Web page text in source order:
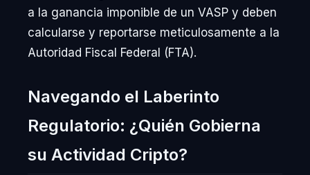
a la ganancia imponible de un VASP y deben
calcularse y reportarse meticulosamente a la
Autoridad Fiscal Federal (FTA).
Navegando el Laberinto
Regulatorio: ¿Quién Gobierna
su Actividad Cripto?